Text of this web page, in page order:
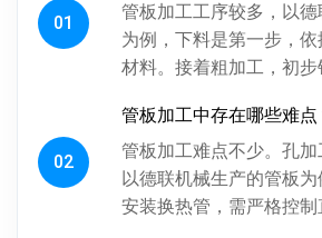
01
管板加工工序较多，以
为例，下料是第一步，
材料。接着粗加工，初步
关键，通过射线、超声波
02
管板加工中存在哪些难点
管板加工难点不少。孔加
以德联机械生产的管板
安装换热管，需严格控制